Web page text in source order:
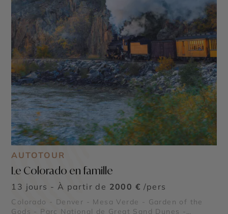
AUTOTOUR
Le Colorado en famille
13 jours - À partir de 2000 € /pers
Colorado - Denver - Mesa Verde - Garden of the
Gods - Parc National de Great Sand Dunes -